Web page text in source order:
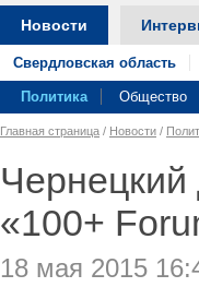
Новости
Свердловская область
Политика Общество
Главная страница / Новости /
Чернецкий
«100+
18 мая 2015